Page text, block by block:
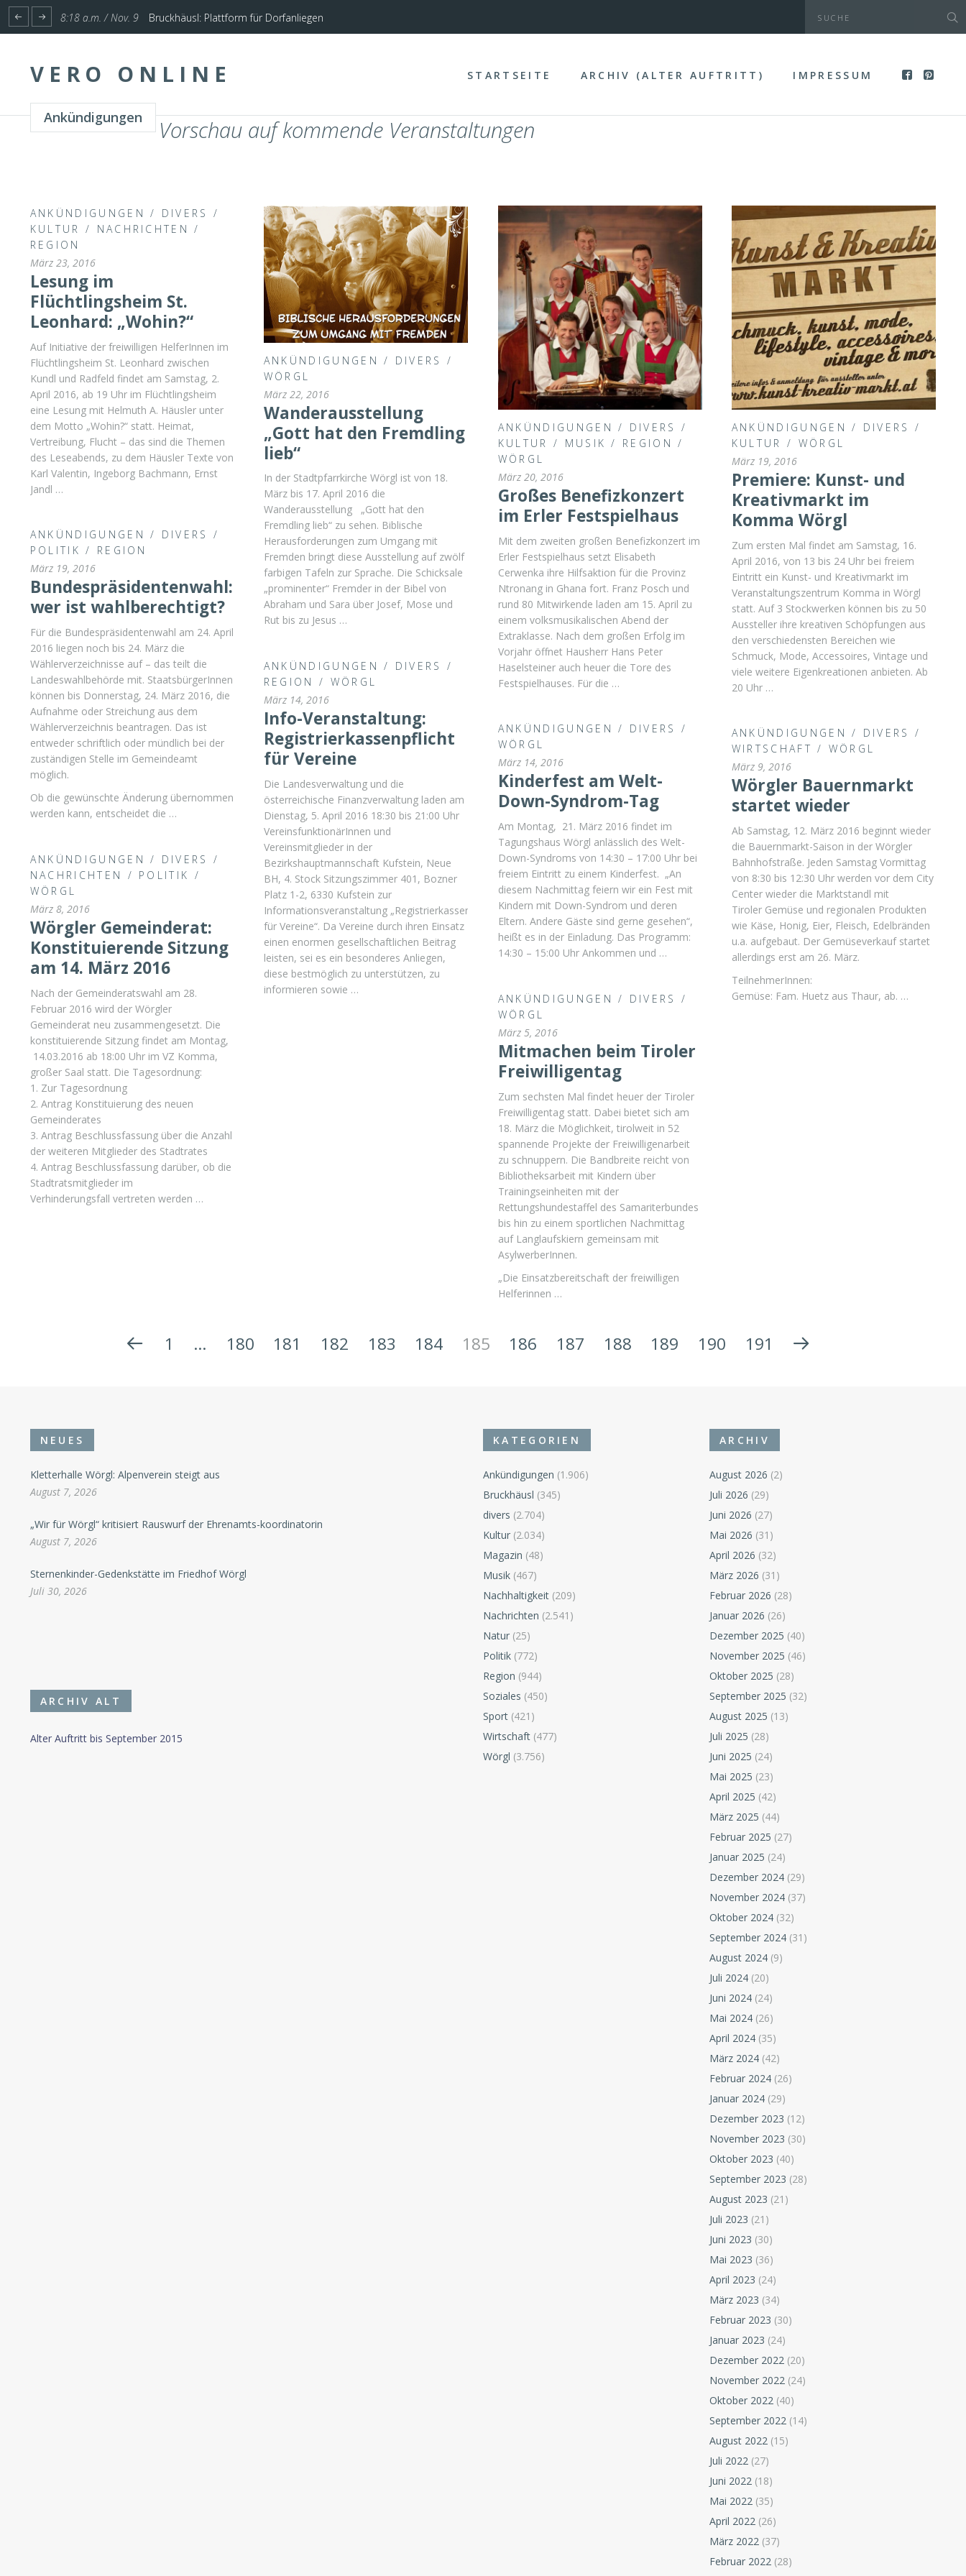
1:17 p.m. / Nov. 4 Start für Planung Hochwasserschutz Unterinntal
VERO ONLINE STARTSEITE ARCHIV (ALTER AUFTRITT) IMPRESSUM
Ankündigungen Vorschau auf kommende Veranstaltungen
ANKÜNDIGUNGEN / DIVERS
/
KULTUR / NACHRICHTEN /
REGION
März 23, 2016
Lesung im
Flüchtlingsheim St.
Leonhard: „Wohin?“
Auf Initiative der freiwilligen HelferInnen im
Flüchtlingsheim St. Leonhard zwischen
Kundl und Radfeld findet am Samstag, 2.
April 2016, ab 19 Uhr im Flüchtlingsheim
eine Lesung mit Helmuth A. Häusler unter
dem Motto „Wohin?“ statt. Heimat,
Vertreibung, Flucht – das sind die Themen
des Leseabends, zu dem Häusler Texte von
Karl Valentin, Ingeborg Bachmann, Ernst
Jandl …
ANKÜNDIGUNGEN / DIVERS
/
WÖRGL
März 22, 2016
Wanderausstellung
„Gott hat den Fremdling
lieb“
In der Stadtpfarrkirche Wörgl ist von 18.
März bis 17. April 2016 die
Wanderausstellung „Gott hat den
Fremdling lieb“ zu sehen. Biblische
Herausforderungen zum Umgang mit
Fremden bringt diese Ausstellung auf zwölf
farbigen Tafeln zur Sprache. Die Schicksale
„prominenter“ Fremder in der Bibel von
Abraham und Sara über Josef, Mose und
Rut bis zu Jesus …
ANKÜNDIGUNGEN / DIVERS
/
KULTUR
/ MUSIK / REGION /
WÖRGL
März 20, 2016
Großes Benefizkonzert
im Erler Festspielhaus
Mit dem zweiten großen Benefizkonzert im
Erler Festspielhaus setzt Elisabeth
Cerwenka ihre Hilfsaktion für die Provinz
Ntronang in Ghana fort. Franz Posch und
rund 80 Mitwirkende laden am 15. April zu
einem volksmusikalischen Abend der
Extraklasse. Nach dem großen Erfolg im
Vorjahr öffnet Hausherr Hans Peter
Haselsteiner auch heuer die Tore des
Festspielhauses. Für die …
ANKÜNDIGUNGEN / DIVERS
/
KULTUR
/ WÖRGL
März 19, 2016
Premiere: Kunst- und
Kreativmarkt im
Komma Wörgl
Zum ersten Mal findet am Samstag, 16.
April 2016, von 13 bis 24 Uhr bei freiem
Eintritt ein Kunst- und Kreativmarkt im
Veranstaltungszentrum Komma in Wörgl
statt. Auf 3 Stockwerken können bis zu 50
Aussteller ihre kreativen Schöpfungen aus
den verschiedensten Bereichen wie
Schmuck, Mode, Accessoires, Vintage und
viele weitere Eigenkreationen anbieten. Ab
20 Uhr …
ANKÜNDIGUNGEN / DIVERS
/
POLITIK / REGION
März 19, 2016
Bundespräsidentenwahl:
wer ist wahlberechtigt?
Für die Bundespräsidentenwahl am 24. April
2016 liegen noch bis 24. März die
Wählerverzeichnisse auf – das teilt die
Landeswahlbehörde mit. StaatsbürgerInnen
können bis Donnerstag, 24. März 2016, die
Aufnahme oder Streichung aus dem
Wählerverzeichnis beantragen. Das ist
entweder schriftlich oder mündlich bei der
zuständigen Stelle im Gemeindeamt
möglich.
Ob die gewünschte Änderung übernommen
werden kann, entscheidet die …
ANKÜNDIGUNGEN / DIVERS
/
REGION
/ WÖRGL
März 14, 2016
Info-Veranstaltung:
Registrierkassenpflicht
für Vereine
Die Landesverwaltung und die
österreichische Finanzverwaltung laden am
Dienstag, 5. April 2016 18:30 bis 21:00 Uhr
VereinsfunktionärInnen und
Vereinsmitglieder in der
Bezirkshauptmannschaft Kufstein, Neue
BH, 4. Stock Sitzungszimmer 401, Bozner
Platz 1-2, 6330 Kufstein zur
Informationsveranstaltung „Registrierkassenpflicht
für Vereine“. Da Vereine durch ihren Einsatz
einen enormen gesellschaftlichen Beitrag
leisten, sei es ein besonderes Anliegen,
diese bestmöglich zu unterstützen, zu
informieren sowie …
ANKÜNDIGUNGEN / DIVERS
/
WÖRGL
März 14, 2016
Kinderfest am Welt-
Down-Syndrom-Tag
Am Montag, 21. März 2016 findet im
Tagungshaus Wörgl anlässlich des Welt-
Down-Syndroms von 14:30 – 17:00 Uhr bei
freiem Eintritt zu einem Kinderfest. „An
diesem Nachmittag feiern wir ein Fest mit
Kindern mit Down-Syndrom und deren
Eltern. Andere Gäste sind gerne gesehen“,
heißt es in der Einladung. Das Programm:
14:30 – 15:00 Uhr Ankommen und …
ANKÜNDIGUNGEN / DIVERS
/
WIRTSCHAFT / WÖRGL
März 9, 2016
Wörgler Bauernmarkt
startet wieder
Ab Samstag, 12. März 2016 beginnt wieder
die Bauernmarkt-Saison in der Wörgler
Bahnhofstraße. Jeden Samstag Vormittag
von 8:30 bis 12:30 Uhr werden vor dem City
Center wieder die Marktstandl mit
Tiroler Gemüse und regionalen Produkten
wie Käse, Honig, Eier, Fleisch, Edelbränden
u.a. aufgebaut. Der Gemüseverkauf startet
allerdings erst am 26. März.
TeilnehmerInnen:
Gemüse: Fam. Huetz aus Thaur, ab. …
ANKÜNDIGUNGEN / DIVERS
/
NACHRICHTEN
/ POLITIK /
WÖRGL
März 8, 2016
Wörgler Gemeinderat:
Konstituierende Sitzung
am 14. März 2016
Nach der Gemeinderatswahl am 28.
Februar 2016 wird der Wörgler
Gemeinderat neu zusammengesetzt. Die
konstituierende Sitzung findet am Montag,
14.03.2016 ab 18:00 Uhr im VZ Komma,
großer Saal statt. Die Tagesordnung:
1. Zur Tagesordnung
2. Antrag Konstituierung des neuen
Gemeinderates
3. Antrag Beschlussfassung über die Anzahl
der weiteren Mitglieder des Stadtrates
4. Antrag Beschlussfassung darüber, ob die
Stadtratsmitglieder im
Verhinderungsfall vertreten werden …
ANKÜNDIGUNGEN / DIVERS
/
WÖRGL
März 5, 2016
Mitmachen beim Tiroler
Freiwilligentag
Zum sechsten Mal findet heuer der Tiroler
Freiwilligentag statt. Dabei bietet sich am
18. März die Möglichkeit, tirolweit in 52
spannende Projekte der Freiwilligenarbeit
zu schnuppern. Die Bandbreite reicht von
Bibliotheksarbeit mit Kindern über
Trainingseinheiten mit der
Rettungshundestaffel des Samariterbundes
bis hin zu einem sportlichen Nachmittag
auf Langlaufskiern gemeinsam mit
AsylwerberInnen.
„Die Einsatzbereitschaft der freiwilligen
Helferinnen …
1 … 180 181 182 183 184 185 186 187 188 189 190 191
NEUES
Kletterhalle Wörgl: Alpenverein steigt aus
August 7, 2026
„Wir für Wörgl“ kritisiert Rauswurf der Ehrenamts-koordinatorin
August 7, 2026
Sternenkinder-Gedenkstätte im Friedhof Wörgl
Juli 30, 2026
ARCHIV ALT
Alter Auftritt bis September 2015
KATEGORIEN
Ankündigungen (1.906)
Bruckhäusl (345)
divers (2.704)
Kultur (2.034)
Magazin (48)
Musik (467)
Nachhaltigkeit (209)
Nachrichten (2.541)
Natur (25)
Politik (772)
Region (944)
Soziales (450)
Sport (421)
Wirtschaft (477)
Wörgl (3.756)
ARCHIV
August 2026 (2)
Juli 2026 (29)
Juni 2026 (27)
Mai 2026 (31)
April 2026 (32)
März 2026 (31)
Februar 2026 (28)
Januar 2026 (26)
Dezember 2025 (40)
November 2025 (46)
Oktober 2025 (28)
September 2025 (32)
August 2025 (13)
Juli 2025 (28)
Juni 2025 (24)
Mai 2025 (23)
April 2025 (42)
März 2025 (44)
Februar 2025 (27)
Januar 2025 (24)
Dezember 2024 (29)
November 2024 (37)
Oktober 2024 (32)
September 2024 (31)
August 2024 (9)
Juli 2024 (20)
Juni 2024 (24)
Mai 2024 (26)
April 2024 (35)
März 2024 (42)
Februar 2024 (26)
Januar 2024 (29)
Dezember 2023 (12)
November 2023 (30)
Oktober 2023 (40)
September 2023 (28)
August 2023 (21)
Juli 2023 (21)
Juni 2023 (30)
Mai 2023 (36)
April 2023 (24)
März 2023 (34)
Februar 2023 (30)
Januar 2023 (24)
Dezember 2022 (20)
November 2022 (24)
Oktober 2022 (40)
September 2022 (14)
August 2022 (15)
Juli 2022 (27)
Juni 2022 (18)
Mai 2022 (35)
April 2022 (26)
März 2022 (37)
Februar 2022 (28)